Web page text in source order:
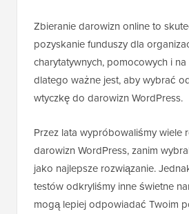
Zbieranie darowizn online to
pozyskanie funduszy dla
charytatywnych, pomocowych i
dlatego ważne jest, aby wybrać
wtyczkę do darowizn WordPress.
Przez lata wypróbowaliśmy wiele
darowizn WordPress, zanim
jako najlepsze rozwiązanie.
testów odkryliśmy inne świetne
mogą lepiej odpowiadać Twoim